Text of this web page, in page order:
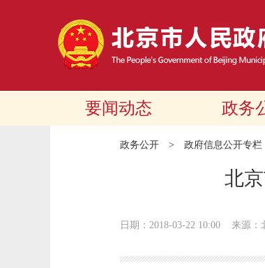
要闻动态 政务
政务公开 > 政府信息公开专栏
北
日期：2018-03-22 10:00 来源：